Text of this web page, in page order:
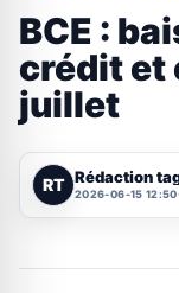
BCE :
crédit et
juillet
RT Rédaction
2026-06-15 12:50